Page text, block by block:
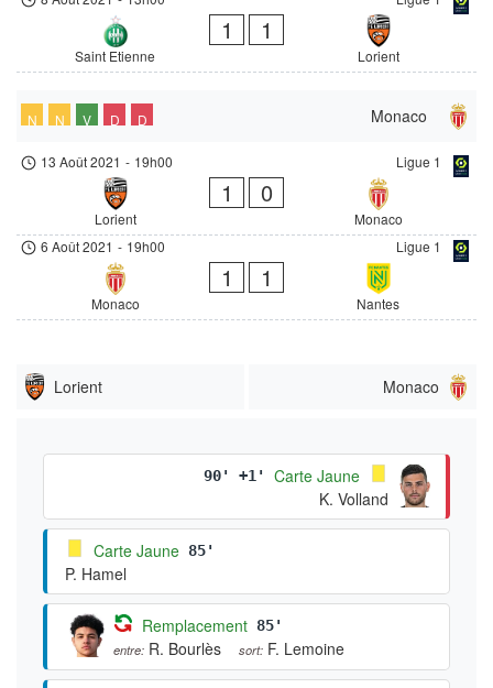
Saint Etienne
1 1
Lorient
Monaco
N N V D D
Ligue 1
13 Août 2021 - 19h00
Lorient
1 0
Monaco
Ligue 1
6 Août 2021 - 19h00
Monaco
1 1
Nantes
Lorient Monaco
90' +1'
Carte Jaune
K. Volland
Carte Jaune 85'
P. Hamel
Remplacement 85'
entre: R. Bourlès sort: F. Lemoine